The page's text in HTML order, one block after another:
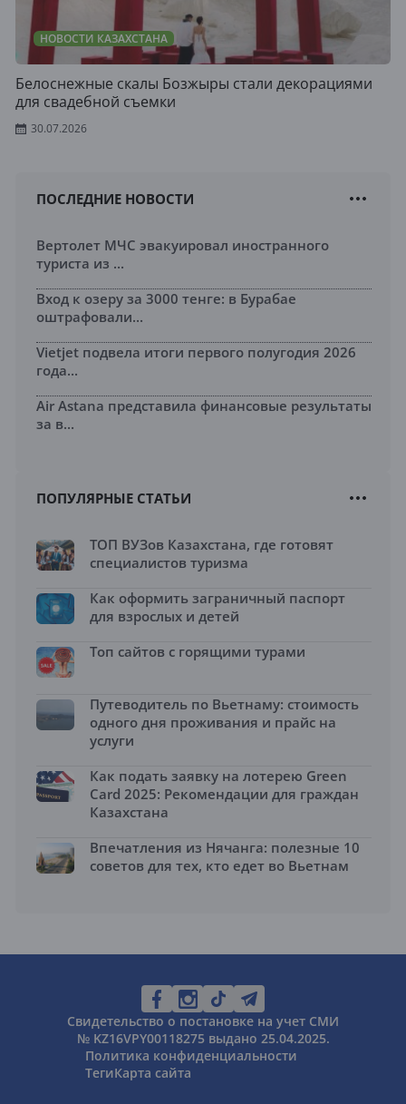
НОВОСТИ КАЗАХСТАНА
Белоснежные скалы Бозжыры стали декорациями
для свадебной съемки
30.07.2026
ПОСЛЕДНИЕ НОВОСТИ
Вертолет МЧС эвакуировал иностранного
туриста из ...
Вход к озеру за 3000 тенге: в Бурабае
оштрафовали...
Vietjet подвела итоги первого полугодия 2026
года...
Air Astana представила финансовые результаты
за в...
ПОПУЛЯРНЫЕ СТАТЬИ
ТОП ВУЗов Казахстана, где готовят
специалистов туризма
Как оформить заграничный паспорт
для взрослых и детей
Топ сайтов с горящими турами
Путеводитель по Вьетнаму: стоимость
одного дня проживания и прайс на
услуги
Как подать заявку на лотерею Green
Card 2025: Рекомендации для граждан
Казахстана
Впечатления из Нячанга: полезные 10
советов для тех, кто едет во Вьетнам
Свидетельство о постановке на учет СМИ
№ KZ16VPY00118275 выдано 25.04.2025.
Политика конфиденциальности
ТегиКарта сайта